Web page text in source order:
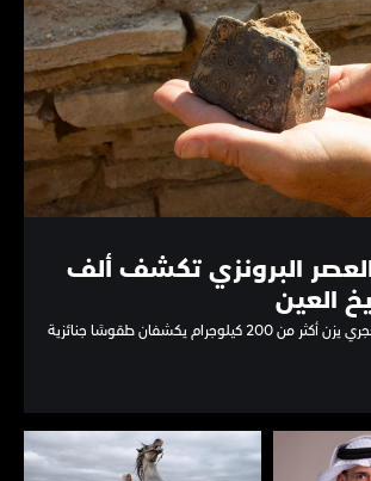
البرونزي تكشف ألف
العين
مدخلٌ شرقي وباب حجري يزن أكثر من 200 كيلوجرام يكشفان طقوسًا جنائزية